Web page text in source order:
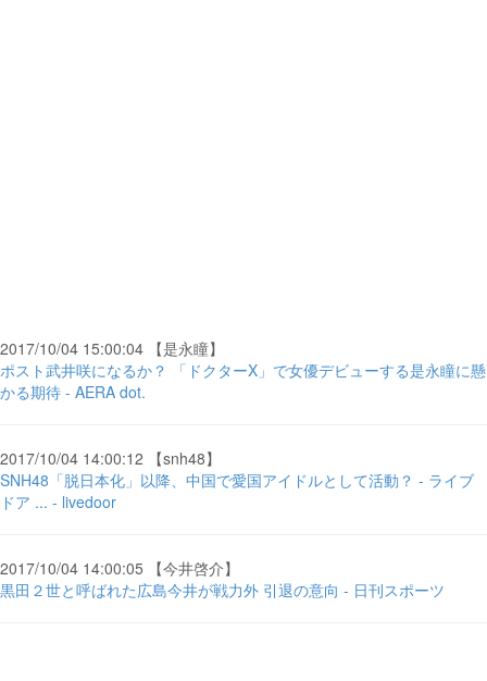
2017/10/04 15:00:04 【是永瞳】
ポスト武井咲になるか？ 「ドクターX」で女優デビューする是永瞳に懸
かる期待 - AERA dot.
2017/10/04 14:00:12 【snh48】
SNH48「脱日本化」以降、中国で愛国アイドルとして活動？ - ライブ
ドア ... - livedoor
2017/10/04 14:00:05 【今井啓介】
黒田２世と呼ばれた広島今井が戦力外 引退の意向 - 日刊スポーツ